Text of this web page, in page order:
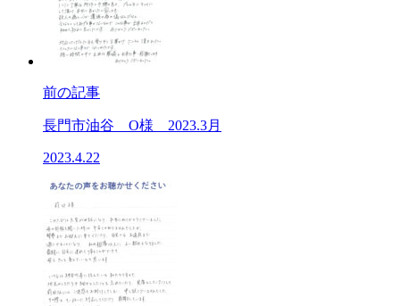
前の記事
長門市油谷 O様 2023.3月
2023.4.22